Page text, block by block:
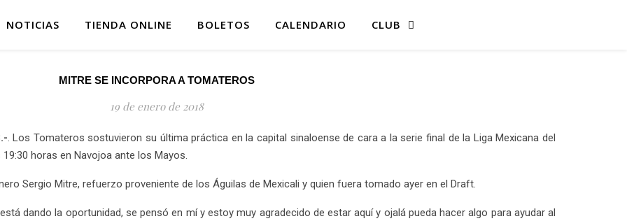
NOTICIAS TIENDA ONLINE BOLETOS CALENDARIO CLUB
MITRE SE INCORPORA A TOMATEROS
19 de enero de 2018
. Los Tomateros sostuvieron su última práctica en la capital sinaloense de cara a la serie final de la Liga Mexicana del
horas en Navojoa ante los Mayos.
Sergio Mitre, refuerzo proveniente de los Águilas de Mexicali y quien fuera tomado ayer en el Draft.
dando la oportunidad, se pensó en mí y estoy muy agradecido de estar aquí y ojalá pueda hacer algo para ayudar al